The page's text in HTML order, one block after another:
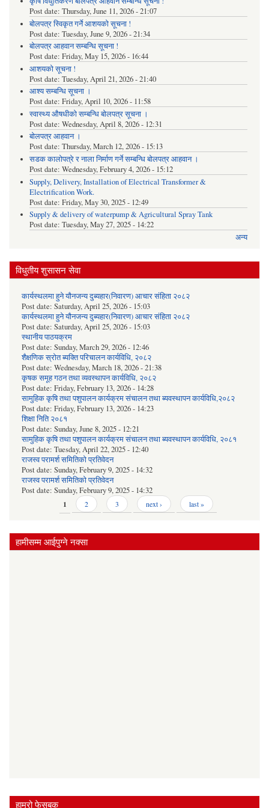
Post date: Thursday, June 11, 2026 - 21:07
बोलपत्र स्विकृत गर्ने आशयको सूचना !
Post date: Tuesday, June 9, 2026 - 21:34
बोलपत्र आहवान सम्बन्धि सूचना !
Post date: Friday, May 15, 2026 - 16:44
आशयको सूचना !
Post date: Tuesday, April 21, 2026 - 21:40
आश्य सम्बन्धि सूचना ।
Post date: Friday, April 10, 2026 - 11:58
स्वास्थ्य औषधीको सम्बन्धि बोलपत्र सूचना ।
Post date: Wednesday, April 8, 2026 - 12:31
बोलपत्र आहवान ।
Post date: Thursday, March 12, 2026 - 15:13
सडक कालोपत्रे र नाला निर्माण गर्ने सम्बन्धि बोलपत्र आहवान ।
Post date: Wednesday, February 4, 2026 - 15:12
Supply, Delivery, Installation of Electrical Transformer &
Electrification Work.
Post date: Friday, May 30, 2025 - 12:49
Supply & delivery of waterpump & Agricultural Spray Tank
Post date: Tuesday, May 27, 2025 - 14:22
अन्य
विधुतीय शुसासन सेवा
कार्यस्थलमा हुने यौनजन्य दुब्यहार(निवारण) आचार संहिता २०८२
Post date: Saturday, April 25, 2026 - 15:03
कार्यस्थलमा हुने यौनजन्य दुब्यहार(निवारण) आचार संहिता २०८२
Post date: Saturday, April 25, 2026 - 15:03
स्थानीय पाठयक्रम
Post date: Sunday, March 29, 2026 - 12:46
शैक्षणिक स्रोत ब्यक्ति परिचालन कार्यविधि, २०८२
Post date: Wednesday, March 18, 2026 - 21:38
कृषक समूह गठन तथा व्यवस्थापन कार्यविधि, २०८२
Post date: Friday, February 13, 2026 - 14:28
सामुहिक कृषि तथा पशुपालन कार्यक्रम संचालन तथा ब्यवस्थापन कार्यविधि,२०८२
Post date: Friday, February 13, 2026 - 14:23
शिक्षा निति २०८१
Post date: Sunday, June 8, 2025 - 12:21
सामुहिक कृषि तथा पशुपालन कार्यक्रम संचालन तथा ब्यवस्थापन कार्यविधि, २०८१
Post date: Tuesday, April 22, 2025 - 12:40
राजस्व परामर्श समितिको प्रतिवेदन
Post date: Sunday, February 9, 2025 - 14:32
राजस्व परामर्श समितिको प्रतिवेदन
Post date: Sunday, February 9, 2025 - 14:32
1 2 3 next › last »
हामीसम्म आईपुग्‍ने नक्सा
हाम्रो फेसबुक